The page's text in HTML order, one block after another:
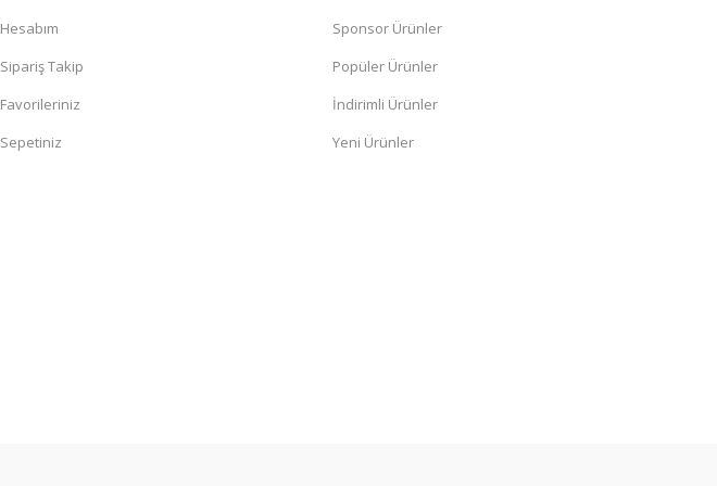
Hesabım
Sipariş Takip
Favorileriniz
Sepetiniz
Sponsor Ürünler
Popüler Ürünler
İndirimli Ürünler
Yeni Ürünler